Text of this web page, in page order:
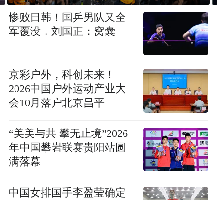
惨败日韩！国乒男队又全
军覆没，刘国正：窝囊
京彩户外，科创未来！
2026中国户外运动产业大
会10月落户北京昌平
“美美与共 攀无止境”2026
年中国攀岩联赛贵阳站圆
满落幕
中国女排国手李盈莹确定